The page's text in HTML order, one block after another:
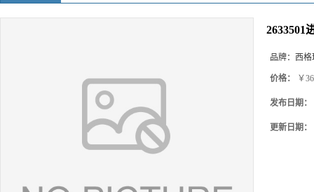
2633501
品牌： 西格
价格： ￥
发布日期：
更新日期：